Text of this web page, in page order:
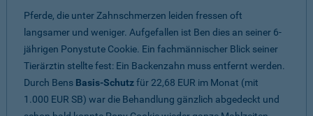
Pferde, die unter Zahnschmerzen leiden fressen oft
langsamer und weniger. Aufgefallen ist Ben dies an seiner 6-
jährigen Ponystute Cookie. Ein fachmännischer Blick seiner
Tierärztin stellte fest: Ein Backenzahn muss entfernt werden.
Durch Bens Basis-Schutzfür 22,68 EUR im Monat (mit
1.000 EUR SB) war die Behandlung gänzlich abgedeckt und